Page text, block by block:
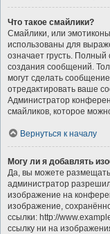
Что такое смайлики?
Смайлики, или
использованы для
означает грусть.
создания сообщений.
могут сделать
отредактировать ваше
Администратор
смайликов, которое
Вернуться к началу
Могу ли я добавлять
Да, вы можете
администратор
изображение на
изображение,
ссылки: http://
ссылку ни на